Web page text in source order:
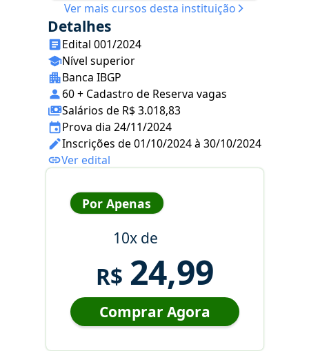
Ver mais cursos desta instituição
Detalhes
Edital 001/2024
Nível superior
Banca IBGP
60 + Cadastro de Reserva vagas
Salários de R$ 3.018,83
Prova dia 24/11/2024
Inscrições de 01/10/2024 à 30/10/2024
Ver edital
Por Apenas
10x de
R$ 24,99
Comprar Agora